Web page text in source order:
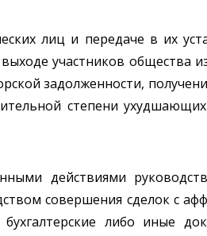
лиц и передаче в их
участников общества
задолженности,
степени ухудшающих
действиями
совершения сделок с
либо иные